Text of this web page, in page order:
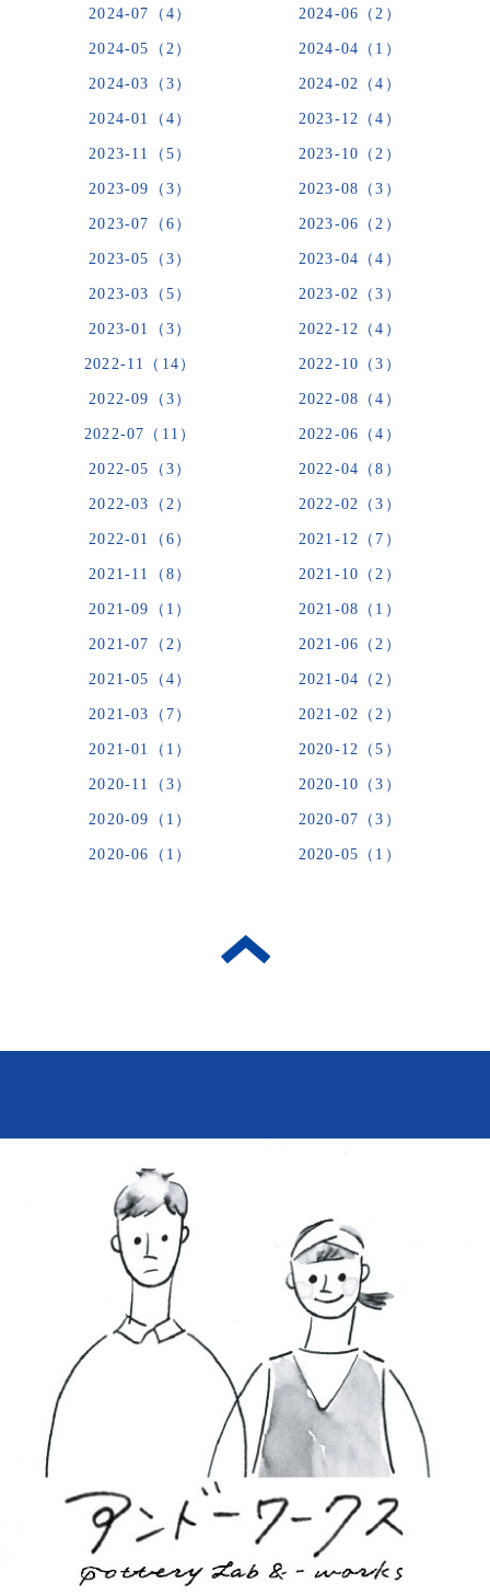
2024-07（4） 2024-06（2）
2024-05（2） 2024-04（1）
2024-03（3） 2024-02（4）
2024-01（4） 2023-12（4）
2023-11（5） 2023-10（2）
2023-09（3） 2023-08（3）
2023-07（6） 2023-06（2）
2023-05（3） 2023-04（4）
2023-03（5） 2023-02（3）
2023-01（3） 2022-12（4）
2022-11（14） 2022-10（3）
2022-09（3） 2022-08（4）
2022-07（11） 2022-06（4）
2022-05（3） 2022-04（8）
2022-03（2） 2022-02（3）
2022-01（6） 2021-12（7）
2021-11（8） 2021-10（2）
2021-09（1） 2021-08（1）
2021-07（2） 2021-06（2）
2021-05（4） 2021-04（2）
2021-03（7） 2021-02（2）
2021-01（1） 2020-12（5）
2020-11（3） 2020-10（3）
2020-09（1） 2020-07（3）
2020-06（1） 2020-05（1）